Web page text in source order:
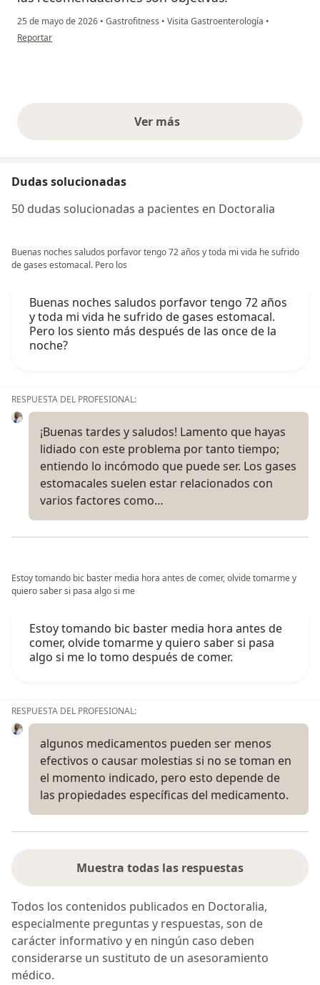
25 de mayo de 2026 • Gastrofitness • Visita Gastroenterología •
en opinión del usuario Alexander Roa.
Reportar
Ver másopiniones anteriores
Dudas solucionadas
50 dudas solucionadas a pacientes en Doctoralia
Buenas noches saludos porfavor tengo 72 años y toda mi vida he sufrido
de gases estomacal. Pero los
Buenas noches saludos porfavor tengo 72 años
y toda mi vida he sufrido de gases estomacal.
Pero los siento más después de las once de la
noche?
RESPUESTA DEL PROFESIONAL:
¡Buenas tardes y saludos! Lamento que hayas
lidiado con este problema por tanto tiempo;
entiendo lo incómodo que puede ser. Los gases
estomacales suelen estar relacionados con
varios factores como…
Estoy tomando bic baster media hora antes de comer, olvide tomarme y
quiero saber si pasa algo si me
Estoy tomando bic baster media hora antes de
comer, olvide tomarme y quiero saber si pasa
algo si me lo tomo después de comer.
RESPUESTA DEL PROFESIONAL:
algunos medicamentos pueden ser menos
efectivos o causar molestias si no se toman en
el momento indicado, pero esto depende de
las propiedades específicas del medicamento.
Muestra todas las respuestas
Todos los contenidos publicados en Doctoralia,
especialmente preguntas y respuestas, son de
carácter informativo y en ningún caso deben
considerarse un sustituto de un asesoramiento
médico.